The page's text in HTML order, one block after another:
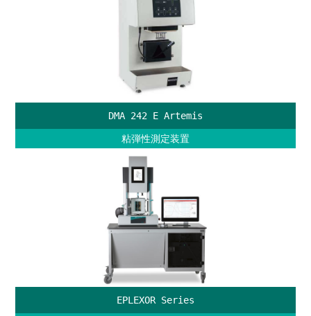
DMA 242 E Artemis
粘弾性測定装置
EPLEXOR Series